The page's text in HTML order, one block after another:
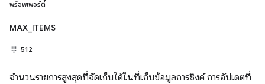
พร็อพเพอร์ตี้
MAX_ITEMS
512
จำนวนรายการสูงสุดที่จัดเก็บได้ในที่เก็บข้อมูลการซิงค์ การอัปเดตที่